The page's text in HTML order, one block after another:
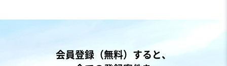
会員登録（無料）すると、